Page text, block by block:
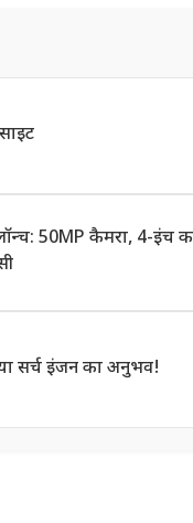
50MP कैमरा, 4-इंच
सर्च इंजन का अनुभव!